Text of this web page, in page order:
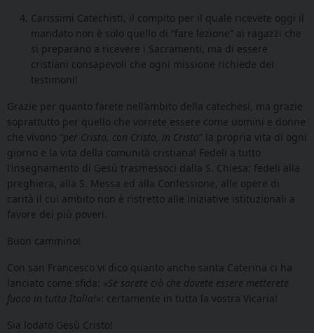
Carissimi Catechisti, il compito per il quale ricevete oggi il
mandato non è solo quello di “fare lezione” ai ragazzi che
si preparano a ricevere i Sacramenti, ma di essere
cristiani consapevoli che ogni missione richiede dei
testimoni!
Grazie per quanto farete nell’ambito della catechesi, ma grazie
soprattutto per quello che vorrete essere come uomini e donne
che vivono “per Cristo, con Cristo, in Cristo” la propria vita di ogni
giorno e la vita della comunità cristiana! Fedeli a tutto
l’insegnamento di Gesù trasmessoci dalla S. Chiesa; fedeli alla
preghiera, alla S. Messa ed alla Confessione, alle opere di
carità il cui ambito non è ristretto alle iniziative istituzionali a
favore dei più poveri.
Buon cammino!
Con san Francesco vi dico quanto anche santa Caterina ci ha
lanciato come sfida: «Se sarete ciò che dovete essere metterete
fuoco in tutta Italia!»: certamente in tutta la vostra Vicaria!
Sia lodato Gesù Cristo!